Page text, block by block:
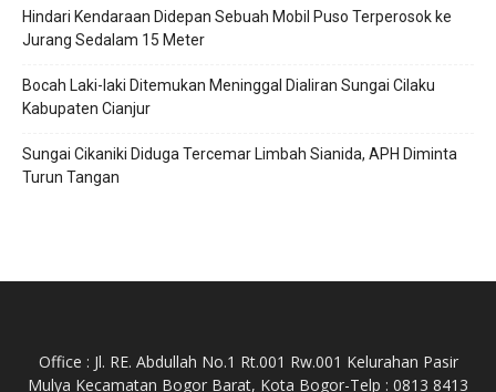
Hindari Kendaraan Didepan Sebuah Mobil Puso Terperosok ke
Jurang Sedalam 15 Meter
Bocah Laki-laki Ditemukan Meninggal Dialiran Sungai Cilaku
Kabupaten Cianjur
Sungai Cikaniki Diduga Tercemar Limbah Sianida, APH Diminta
Turun Tangan
Office : Jl. RE. Abdullah No.1 Rt.001 Rw.001 Kelurahan Pasir
Mulya Kecamatan Bogor Barat, Kota Bogor-Telp : 0813 8413